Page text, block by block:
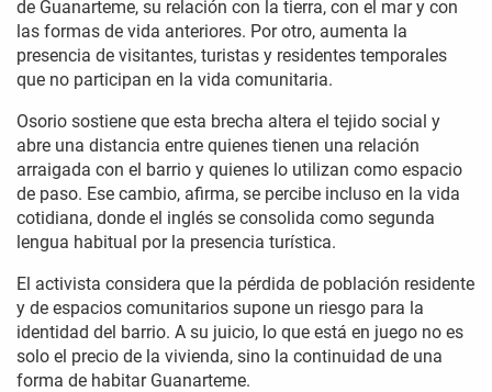
de Guanarteme, su relación con la tierra, con el mar y con
las formas de vida anteriores. Por otro, aumenta la
presencia de visitantes, turistas y residentes temporales
que no participan en la vida comunitaria.
Osorio sostiene que esta brecha altera el tejido social y
abre una distancia entre quienes tienen una relación
arraigada con el barrio y quienes lo utilizan como espacio
de paso. Ese cambio, afirma, se percibe incluso en la vida
cotidiana, donde el inglés se consolida como segunda
lengua habitual por la presencia turística.
El activista considera que la pérdida de población residente
y de espacios comunitarios supone un riesgo para la
identidad del barrio. A su juicio, lo que está en juego no es
solo el precio de la vivienda, sino la continuidad de una
forma de habitar Guanarteme.